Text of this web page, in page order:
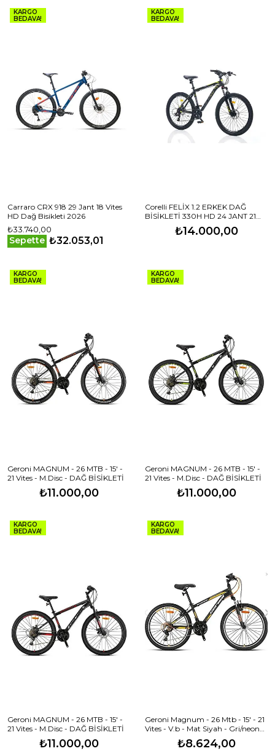
KARGO
BEDAVA!
Carraro CRX 918 29 Jant 18 Vites
HD Dağ Bisikleti 2026
₺33.740,00
Sepette ₺32.053,01
KARGO
BEDAVA!
Corelli FELİX 1.2 ERKEK DAĞ
BİSİKLETİ 330H HD 24 JANT 21
VİTES SİYAH SARI GRİ
₺14.000,00
KARGO
BEDAVA!
Geroni MAGNUM - 26 MTB - 15' -
21 Vites - M.Disc - DAĞ BİSİKLETİ
₺11.000,00
KARGO
BEDAVA!
Geroni MAGNUM - 26 MTB - 15' -
21 Vites - M.Disc - DAĞ BİSİKLETİ
₺11.000,00
KARGO
BEDAVA!
Geroni MAGNUM - 26 MTB - 15' -
21 Vites - M.Disc - DAĞ BİSİKLETİ
₺11.000,00
KARGO
BEDAVA!
Geroni Magnum - 26 Mtb - 15' - 21
Vites - V.b - Mat Siyah - Gri/neon
₺8.624,00